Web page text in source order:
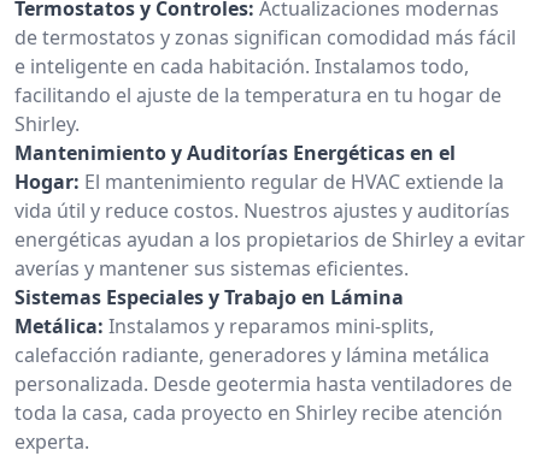
Termostatos y Controles: Actualizaciones modernas
de termostatos y zonas significan comodidad más fácil
e inteligente en cada habitación. Instalamos todo,
facilitando el ajuste de la temperatura en tu hogar de
Shirley.
Mantenimiento y Auditorías Energéticas en el
Hogar: El mantenimiento regular de HVAC extiende la
vida útil y reduce costos. Nuestros ajustes y auditorías
energéticas ayudan a los propietarios de Shirley a evitar
averías y mantener sus sistemas eficientes.
Sistemas Especiales y Trabajo en Lámina
Metálica: Instalamos y reparamos mini-splits,
calefacción radiante, generadores y lámina metálica
personalizada. Desde geotermia hasta ventiladores de
toda la casa, cada proyecto en Shirley recibe atención
experta.